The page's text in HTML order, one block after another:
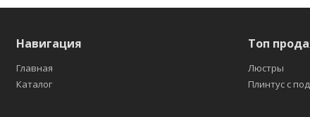
Навигация
Главная
Каталог
Топ
Люстры
Плинтус с